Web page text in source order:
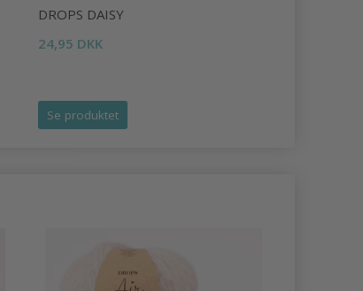
DROPS DAISY
24,95 DKK
Se produktet